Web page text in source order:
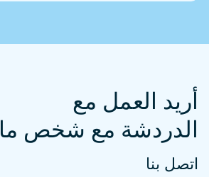
أريد العمل مع
الدردشة مع شخص ما
اتصل بنا